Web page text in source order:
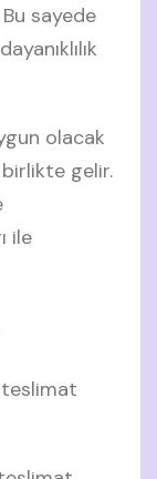
Bu sayede
olacak
gelir.
ile